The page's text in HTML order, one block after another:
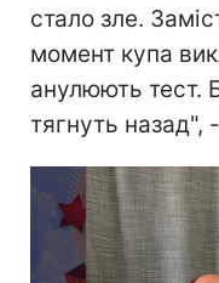
стало зле.
момент купа
анулюють тест.
тягнуть назад",